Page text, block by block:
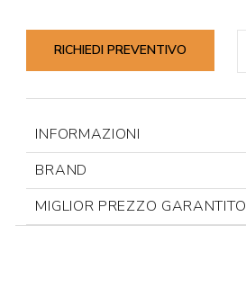
RICHIEDI PREVENTIVO
INFORMAZIONI
BRAND
MIGLIOR PREZZO GARANTITO